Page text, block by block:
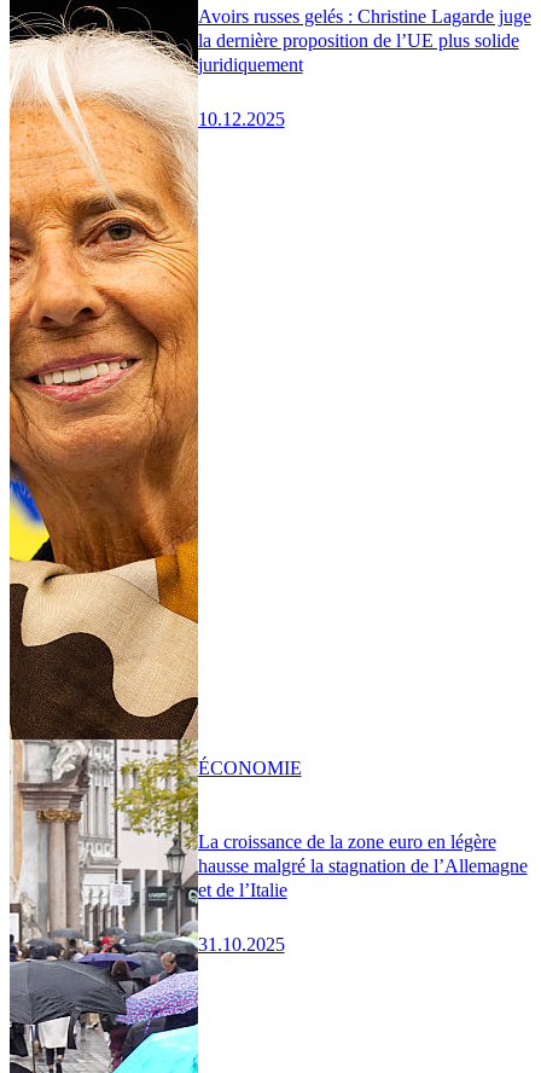
Avoirs russes gelés : Christine Lagarde juge
la dernière proposition de l’UE plus solide
juridiquement
10.12.2025
La croissance de la zone euro en légère
hausse malgré la stagnation de l’Allemagne
et de l’Italie
31.10.2025
ÉCONOMIE